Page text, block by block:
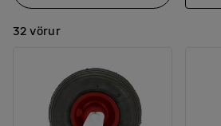
32 vörur